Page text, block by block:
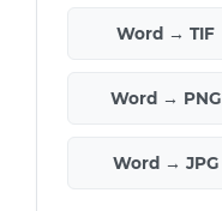
Word → TIF
Word → PNG
Word → JPG